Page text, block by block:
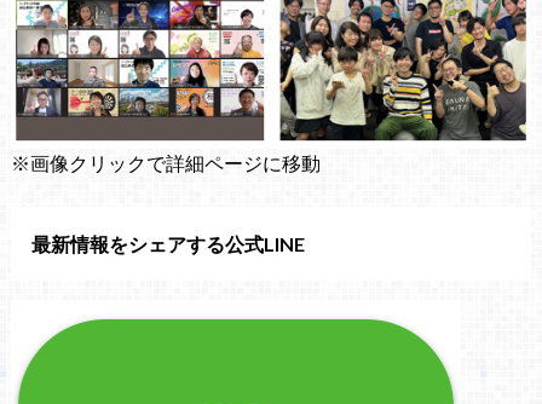
※画像クリックで詳細ページに移動
最新情報をシェアする公式LINE